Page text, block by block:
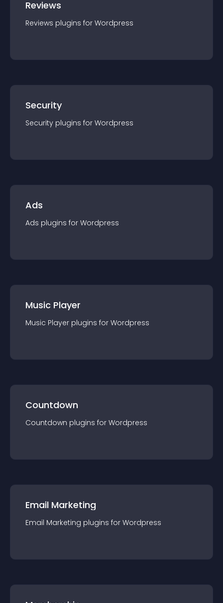
Reviews
Reviews plugins for Wordpress
Security
Security plugins for Wordpress
Ads
Ads plugins for Wordpress
Music Player
Music Player plugins for Wordpress
Countdown
Countdown plugins for Wordpress
Email Marketing
Email Marketing plugins for Wordpress